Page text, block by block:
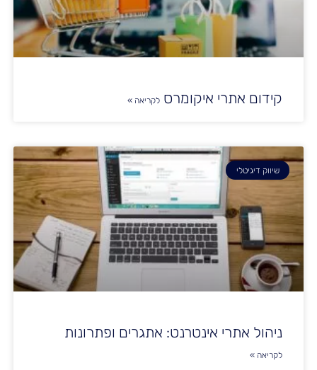
קידום אתרי איקומרס לקריאה »
שיווק דיגיטלי
ניהול אתרי אינטרנט: אתגרים ופתרונות
לקריאה »